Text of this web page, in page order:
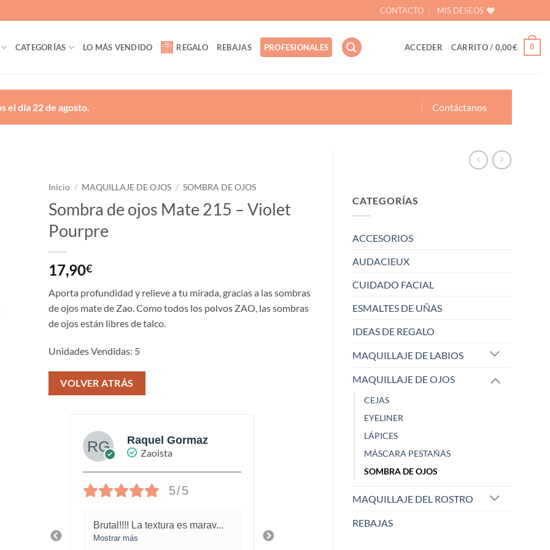
CONTACTO MIS DESEOS
CATEGORÍAS LO MÁS VENDIDO REGALO REBAJAS PROFESIONALES ACCEDER CARRITO / 0,00€ 0
Contáctanos
el día 22 de agosto.
CATEGORÍAS
ACCESORIOS
AUDACIEUX
CUIDADO FACIAL
ESMALTES DE UÑAS
IDEAS DE REGALO
MAQUILLAJE DE LABIOS
MAQUILLAJE DE OJOS
CEJAS
EYELINER
LÁPICES
MÁSCARA PESTAÑAS
SOMBRA DE OJOS
MAQUILLAJE DEL ROSTRO
REBAJAS
Inicio / MAQUILLAJE DE OJOS / SOMBRA DE OJOS
Sombra de ojos Mate 215 – Violet
Pourpre
17,90€
Aporta profundidad y relieve a tu mirada, gracias a las sombras
de ojos mate de Zao. Como todos los polvos ZAO, las sombras
de ojos están libres de talco.
Unidades Vendidas: 5
VOLVER ATRÁS
Raquel Gormaz
Zaoista
5/5
Brutal!!!! La textura es marav...
Mostrar más
MARIA ANGELES
Zaoista
No suelo maquillarme, no me